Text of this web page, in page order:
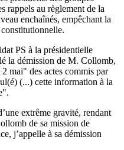
rappels au règlement de la
enchaînés, empêchant la
PS à la présidentielle
la démission de M. Collomb,
mai" des actes commis par
(...) cette information à la
extrême gravité, rendant
de sa mission de
j’appelle à sa démission